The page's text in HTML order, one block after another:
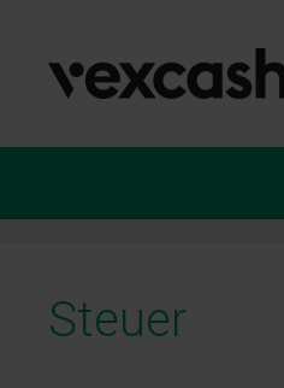
springen
Steuer